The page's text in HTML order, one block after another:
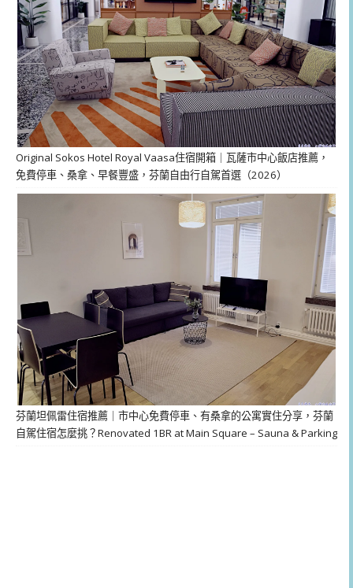
Original Sokos Hotel Royal Vaasa住宿開箱｜瓦薩市中心飯店推薦，
免費停車、桑拿、早餐豐盛，芬蘭自由行自駕首選（2026）
芬蘭坦佩雷住宿推薦｜市中心免費停車、有桑拿的公寓實住分享，芬蘭
自駕住宿怎麼挑？Renovated 1BR at Main Square – Sauna & Parking